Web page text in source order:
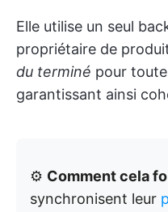
Elle utilise un seul
propriétaire de
du terminé pour
garantissant ainsi
⚙️ Comment cela
synchronisent leur